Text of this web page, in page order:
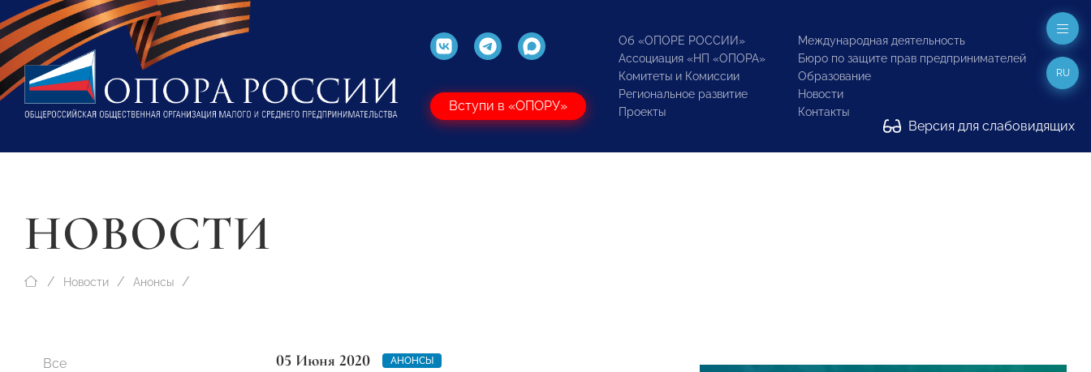
Вступи в «ОПОРУ»
Об «ОПОРЕ РОССИИ»
Ассоциация «НП «ОПОРА»
Комитеты и Комиссии
Региональное развитие
Проекты
Международная деятельность
Бюро по защите прав предпринимателей
Образование
Новости
Контакты
Версия для слабовидящих
RU
НОВОСТИ
Новости Анонсы
Все
05 Июня 2020 АНОНСЫ